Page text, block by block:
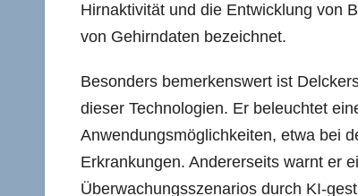
Hirnaktivität und die Entwicklung von
von Gehirndaten bezeichnet.
Besonders bemerkenswert ist
dieser Technologien. Er beleuchtet
Anwendungsmöglichkeiten, etwa bei
Erkrankungen. Andererseits warnt er
Überwachungsszenarios durch KI-